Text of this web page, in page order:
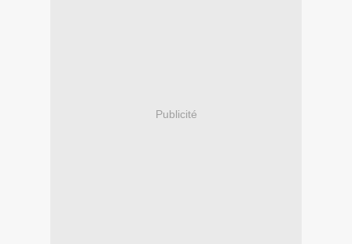
Publicité